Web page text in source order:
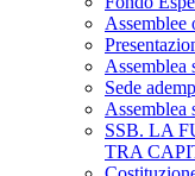
Assemblea
Sede
Assemblea
SSB. LA
TRA